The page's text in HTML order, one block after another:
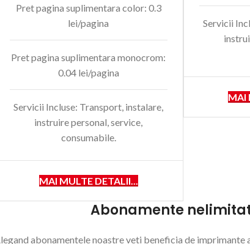
Pret pagina suplimentara color: 0.3
lei/pagina
Pret pagina suplimentara monocrom:
0.04 lei/pagina
Servicii Incluse: Transport, instalare,
instruire personal, service,
consumabile.
MAI MULTE DETALII...
Servicii
MAI
Abonamente
abonamentele noastre veti beneficia de